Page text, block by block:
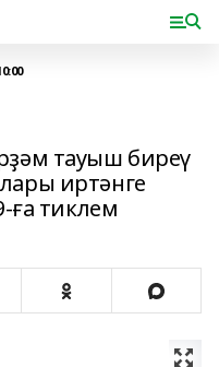
тауыш биреү
иртәнге
ға тиклем